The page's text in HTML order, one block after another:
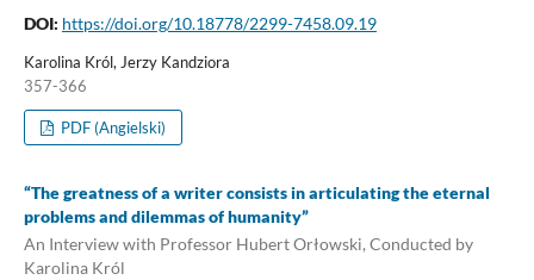
DOI: https://doi.org/10.18778/2299-7458.09.19
Karolina Król, Jerzy Kandziora
357-366
PDF (Angielski)
“The greatness of a writer consists in articulating the eternal
problems and dilemmas of humanity”
An Interview with Professor Hubert Orłowski, Conducted by
Karolina Król